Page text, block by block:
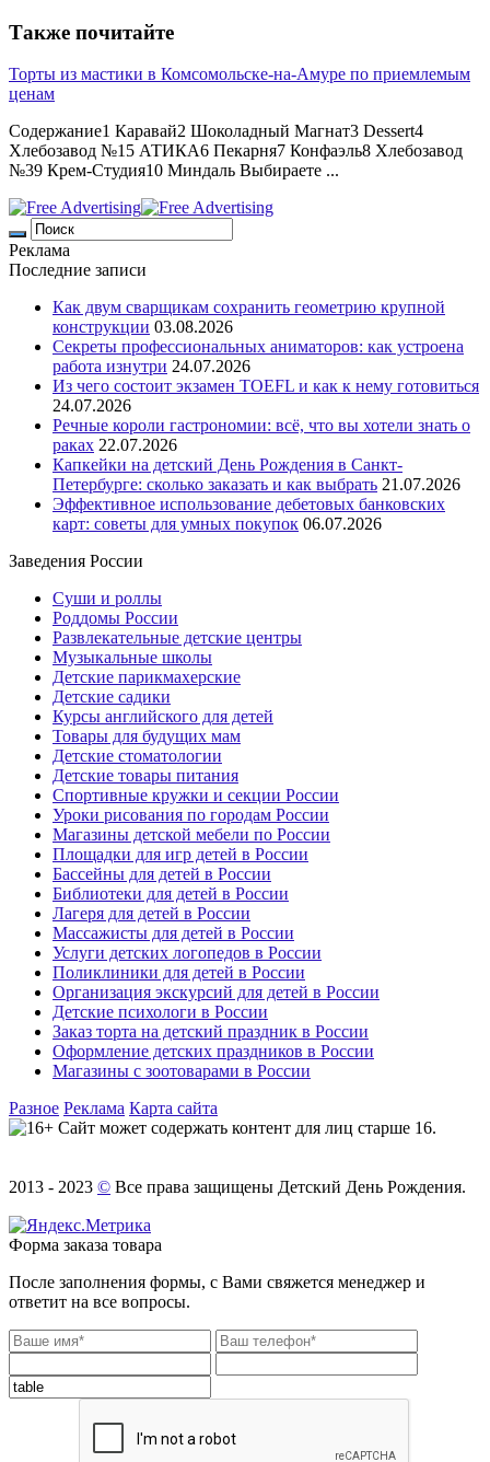
Также почитайте
Торты из мастики в Комсомольске-на-Амуре по приемлемым
ценам
Содержание1 Каравай2 Шоколадный Магнат3 Dessert4
Хлебозавод №15 АТИКА6 Пекарня7 Конфаэль8 Хлебозавод
№39 Крем-Студия10 Миндаль Выбираете ...
Реклама
Последние записи
Как двум сварщикам сохранить геометрию крупной
конструкции 03.08.2026
Секреты профессиональных аниматоров: как устроена
работа изнутри 24.07.2026
Из чего состоит экзамен TOEFL и как к нему готовиться
24.07.2026
Речные короли гастрономии: всё, что вы хотели знать о
раках 22.07.2026
Капкейки на детский День Рождения в Санкт-
Петербурге: сколько заказать и как выбрать 21.07.2026
Эффективное использование дебетовых банковских
карт: советы для умных покупок 06.07.2026
Заведения России
Суши и роллы
Роддомы России
Развлекательные детские центры
Музыкальные школы
Детские парикмахерские
Детские садики
Курсы английского для детей
Товары для будущих мам
Детские стоматологии
Детские товары питания
Спортивные кружки и секции России
Уроки рисования по городам России
Магазины детской мебели по России
Площадки для игр детей в России
Бассейны для детей в России
Библиотеки для детей в России
Лагеря для детей в России
Массажисты для детей в России
Услуги детских логопедов в России
Поликлиники для детей в России
Организация экскурсий для детей в России
Детские психологи в России
Заказ торта на детский праздник в России
Оформление детских праздников в России
Магазины с зоотоварами в России
Разное Реклама Карта сайта
Сайт может содержать контент для лиц старше 16.
2013 - 2023 © Все права защищены Детский День Рождения.
Форма заказа товара
После заполнения формы, с Вами свяжется менеджер и
ответит на все вопросы.